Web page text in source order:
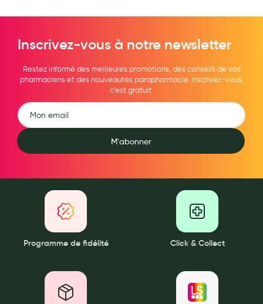
Aromathérapie
Diététique minceur
Régimes médicaux
Gemmothérapie
Oligothérapie
Compléments alimentaires
Premiers soins
Inscrivez-vous à notre newsletter
Restez informé des meilleures promotions, des conseils de vos
pharmaciens et des nouveautés parapharmacie. Inscrivez-vous,
c'est gratuit.
M'abonner
Programme de fidélité Click & Collect